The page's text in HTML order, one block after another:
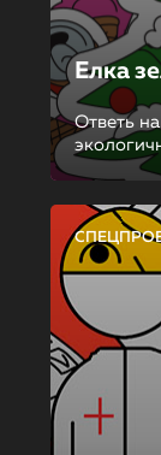
Елка
Ответь